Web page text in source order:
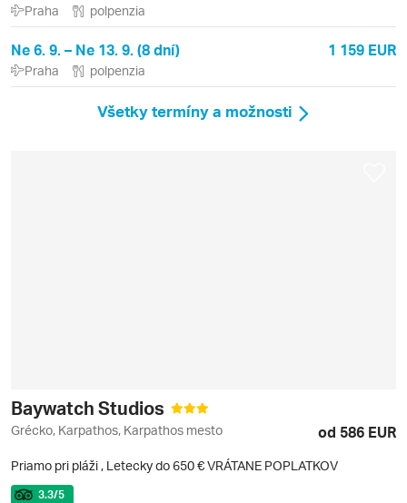
Praha polpenzia
Ne 6. 9. – Ne 13. 9. (8 dní) 1 159 EUR
Praha polpenzia
Všetky termíny a možnosti
Baywatch Studios
Grécko, Karpathos, Karpathos mesto od 586 EUR
Priamo pri pláži , Letecky do 650 € VRÁTANE POPLATKOV
3.3/5